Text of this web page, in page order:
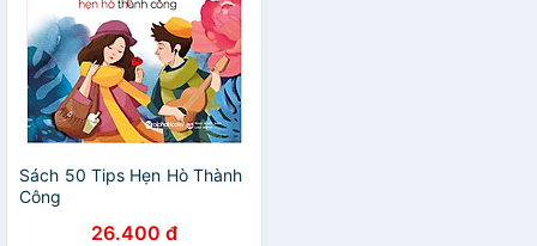
Sách 50 Tips Hẹn Hò Thành
Công
26.400 đ